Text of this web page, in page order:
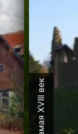
Каламая XVIII век